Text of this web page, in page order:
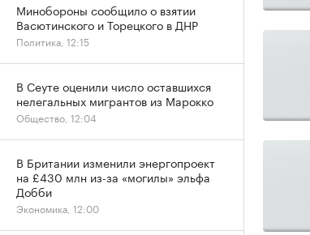
Минобороны сообщило о взятии
Васютинского и Торецкого в ДНР
Политика, 12:15
В Сеуте оценили число оставшихся
нелегальных мигрантов из Марокко
Общество, 12:04
В Британии изменили энергопроект
на £430 млн из-за «могилы» эльфа
Добби
Экономика, 12:00